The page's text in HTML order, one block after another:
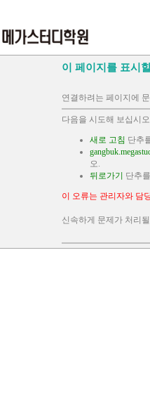
이 페이지를 표시
연결하려는 페이지에
다음을 시도해 보십시
새로 고침 단추
오.
뒤로가기
단추
이 오류는 관리자와 담
신속하게 문제가 처리